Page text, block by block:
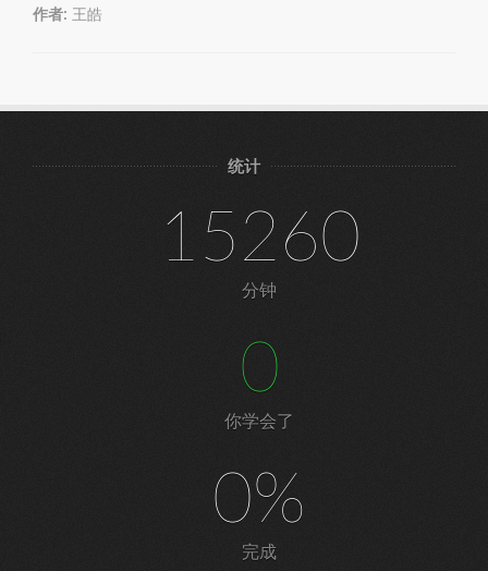
作者: 王皓
统计
15260
分钟
0
你学会了
0%
完成